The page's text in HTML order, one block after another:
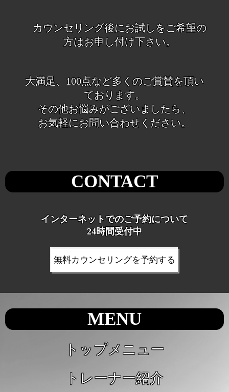
カウンセリング後にお試しをご希望の
方はお申し付け下さい。
大満足、100点など多くのご賞賛を頂い
ております。
その他お悩みがございましたら、
お気軽にお問い合わせください。
CONTACT
インターネットでのご予約について
24時間受付中
無料カウンセリングを予約する
MENU
トップメニュー
トレーナー紹介